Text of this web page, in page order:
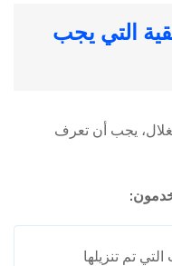
التي يجب
يجب أن تعرف
تم تنزيلها